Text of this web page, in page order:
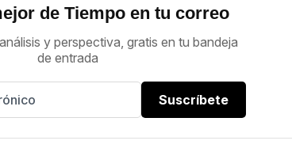
de Tiempo en tu correo
y perspectiva, gratis en tu bandeja
de entrada
Suscríbete